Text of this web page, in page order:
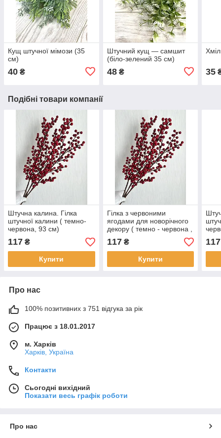
Кущ штучної мімози (35
см)
40 ₴
Штучний кущ — самшит
(біло-зелений 35 см)
48₴ 35
Подібні товари компанії
Штучна калина. Гілка
штучної калини ( темно-
червона, 93 см)
117 ₴
Купити
Гілка з червоними
ягодами для новорічного
декору ( темно - червона ,
93 см )
117₴
Купити
117
Про нас
100% позитивних з 751 відгука за рік
Працює з 18.01.2017
м. Харків
Харків, Україна
Контакти
Сьогодні вихідний
Показати весь графік роботи
Про нас